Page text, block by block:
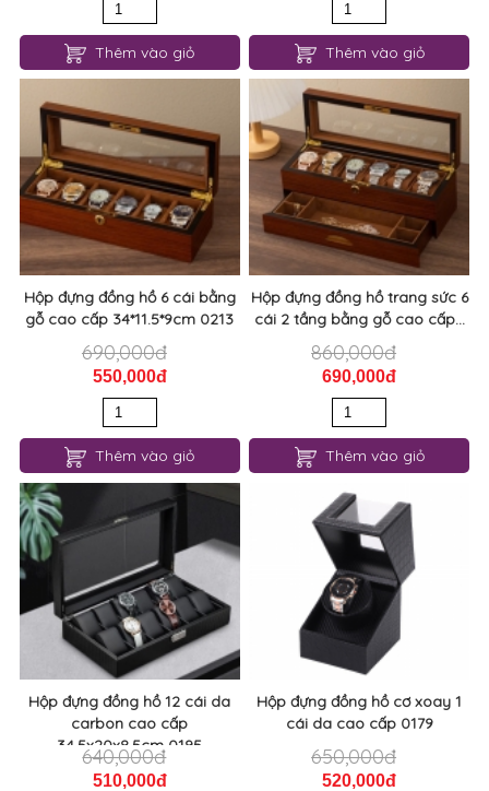
Thêm vào giỏ Thêm vào giỏ
Hộp đựng đồng hồ 6 cái bằng
gỗ cao cấp 34*11.5*9cm 0213
690,000đ
550,000đ
Thêm vào giỏ
Hộp đựng đồng hồ trang sức 6
cái 2 tầng bằng gỗ cao cấp...
860,000đ
690,000đ
Thêm vào giỏ
Hộp đựng đồng hồ 12 cái da
carbon cao cấp
34.5x20x8.5cm 0195
640,000đ
510,000đ
Hộp đựng đồng hồ cơ xoay 1
cái da cao cấp 0179
650,000đ
520,000đ